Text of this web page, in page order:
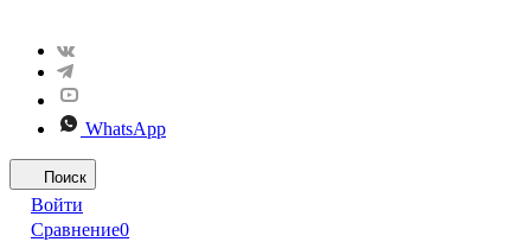
WhatsApp
Поиск
Войти
Сравнение0